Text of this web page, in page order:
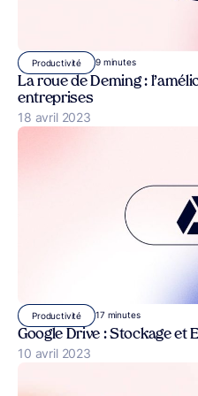
Productivité 9 minutes
La roue de Deming :
entreprises
Publié le
18 avril 2023
Productivité 17 minutes
Google Drive : Stockage et
Publié le
10 avril 2023